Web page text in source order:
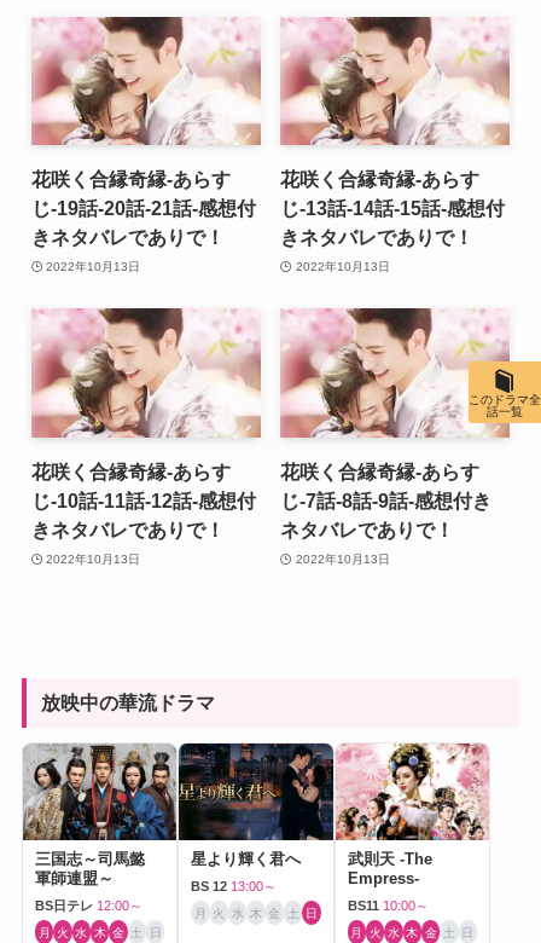
花咲く合縁奇縁-あらす
じ-19話-20話-21話-感想付
きネタバレでありで！
2022年10月13日
花咲く合縁奇縁-あらす
じ-13話-14話-15話-感想付
きネタバレでありで！
2022年10月13日
花咲く合縁奇縁-あらす
じ-10話-11話-12話-感想付
きネタバレでありで！
2022年10月13日
花咲く合縁奇縁-あらす
じ-7話-8話-9話-感想付き
ネタバレでありで！
2022年10月13日
放映中の華流ドラマ
三国志～司馬懿
軍師連盟～
BS日テレ 12:00～
月 火 水 木 金 土 日
星より輝く君へ
BS 12 13:00～
月 火 水 木 金 土 日
武則天 -The
Empress-
BS11 10:00～
月 火 水 木 金 土 日
このドラマ全
話一覧